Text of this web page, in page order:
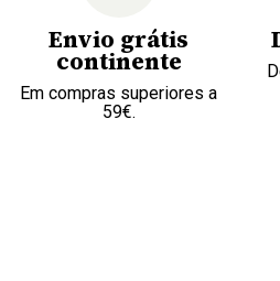
Envio grátis
continente
Em compras superiores a
59€.